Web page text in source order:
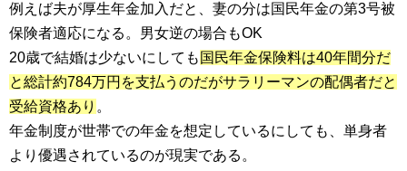
例えば夫が厚生年金加入だと、妻の分は国民年金の第3号被
保険者適応になる。男女逆の場合もOK
20歳で結婚は少ないにしても 国民年金保険料は40年間分だ
と総計約784万円を支払うのだがサラリーマンの配偶者だと
受給資格あり 。
年金制度が世帯での年金を想定しているにしても、単身者
より優遇されているのが現実である。